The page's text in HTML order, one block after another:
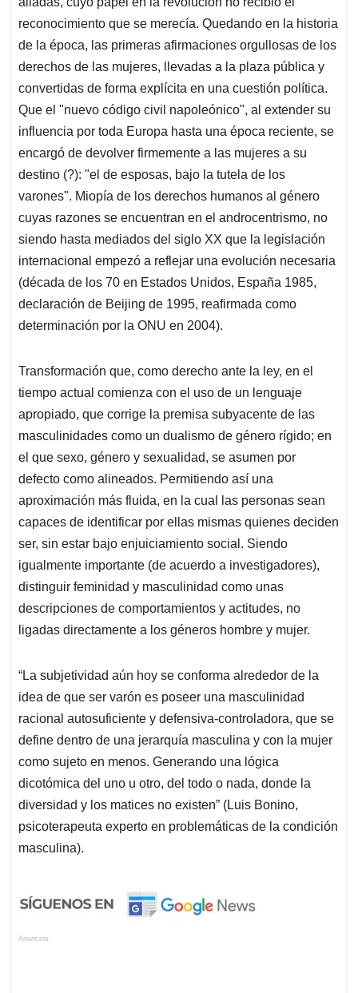
reconocimiento que se merecía. Quedando en la historia
de la época, las primeras afirmaciones orgullosas de los
derechos de las mujeres, llevadas a la plaza pública y
convertidas de forma explícita en una cuestión política.
Que el "nuevo código civil napoleónico", al extender su
influencia por toda Europa hasta una época reciente, se
encargó de devolver firmemente a las mujeres a su
destino (?): "el de esposas, bajo la tutela de los
varones". Miopía de los derechos humanos al género
cuyas razones se encuentran en el androcentrismo, no
siendo hasta mediados del siglo XX que la legislación
internacional empezó a reflejar una evolución necesaria
(década de los 70 en Estados Unidos, España 1985,
declaración de Beijing de 1995, reafirmada como
determinación por la ONU en 2004).
Transformación que, como derecho ante la ley, en el
tiempo actual comienza con el uso de un lenguaje
apropiado, que corrige la premisa subyacente de las
masculinidades como un dualismo de género rígido; en
el que sexo, género y sexualidad, se asumen por
defecto como alineados. Permitiendo así una
aproximación más fluida, en la cual las personas sean
capaces de identificar por ellas mismas quienes deciden
ser, sin estar bajo enjuiciamiento social. Siendo
igualmente importante (de acuerdo a investigadores),
distinguir feminidad y masculinidad como unas
descripciones de comportamientos y actitudes, no
ligadas directamente a los géneros hombre y mujer.
“La subjetividad aún hoy se conforma alrededor de la
idea de que ser varón es poseer una masculinidad
racional autosuficiente y defensiva-controladora, que se
define dentro de una jerarquía masculina y con la mujer
como sujeto en menos. Generando una lógica
dicotómica del uno u otro, del todo o nada, donde la
diversidad y los matices no existen” (Luis Bonino,
psicoterapeuta experto en problemáticas de la condición
masculina).
Anuncios.